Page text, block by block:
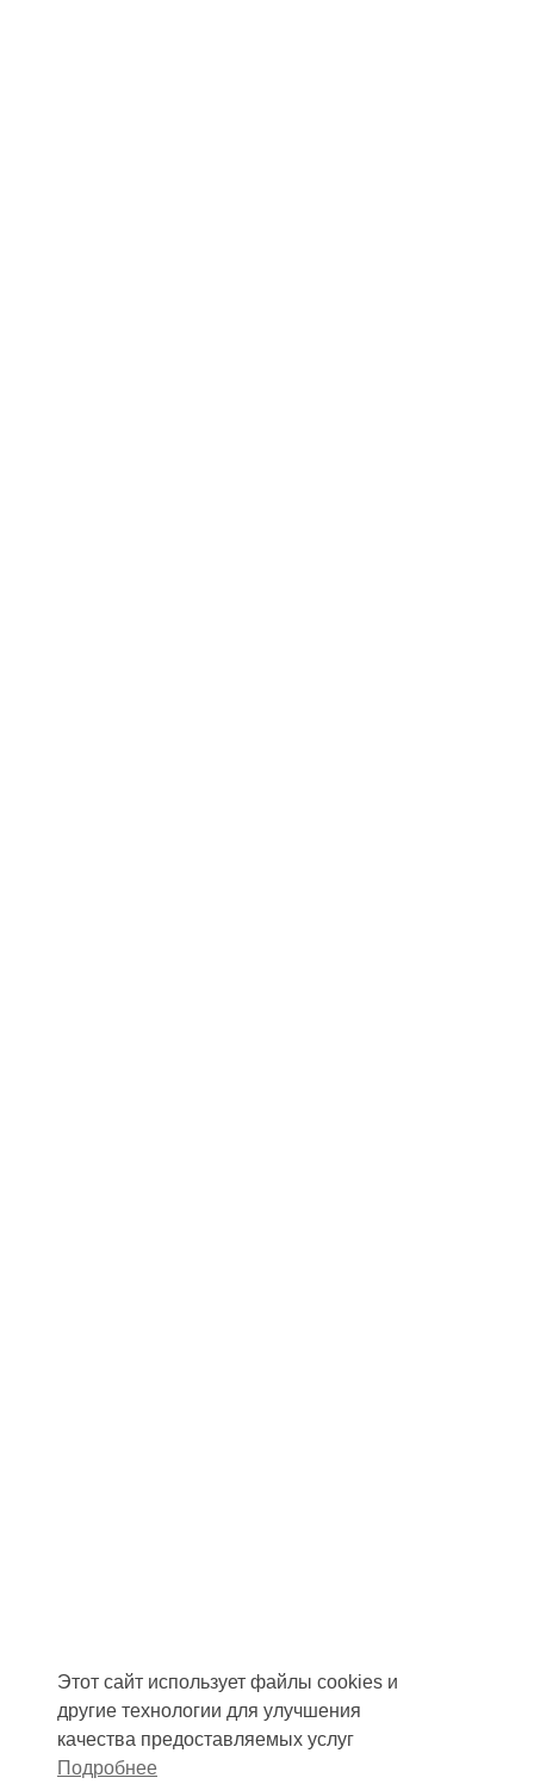
Этот сайт использует файлы cookies и
другие технологии для улучшения
качества предоставляемых услуг
Подробнее